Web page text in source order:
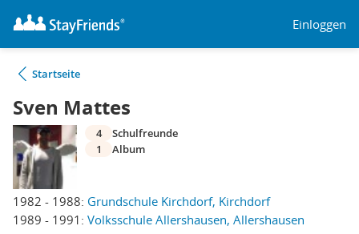
Einloggen
Startseite
Sven Mattes
1982 - 1988: Grundschule Kirchdorf, Kirchdorf
1989 - 1991: Volksschule Allershausen, Allershausen
4
Schulfreunde
1
Album